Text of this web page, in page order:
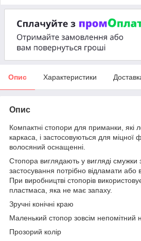
Опис Характеристики
Опис
Компактні стопори для приманки, які
каркаса, і застосовуються для міцної
волосяний оснащенні.
Стопора виглядають у вигляді смужки
застосування потрібно відламати або
При виробництві стопорів
пластмаса, яка не має запаху.
Зручні конічні краю
Маленький стопор зовсім непомітний
Прозорий колір